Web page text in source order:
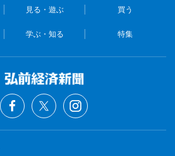
見る・遊ぶ 買う
学ぶ・知る 特集